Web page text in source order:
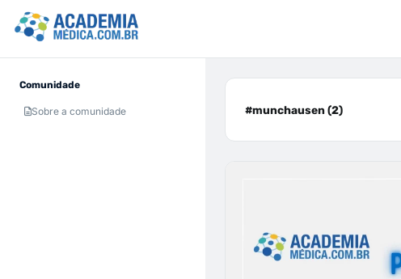
Comunidade
Sobre a comunidade #munchausen (2)